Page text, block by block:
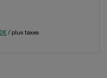
/ plus taxes